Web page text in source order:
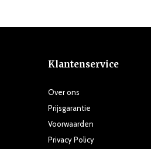
Klantenservice
Over ons
Prijsgarantie
Voorwaarden
Privacy Policy